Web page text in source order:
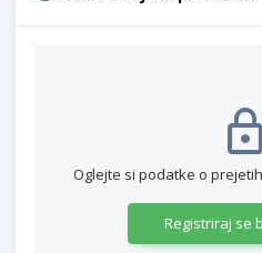
Oglejte si podatke o
Registriraj se